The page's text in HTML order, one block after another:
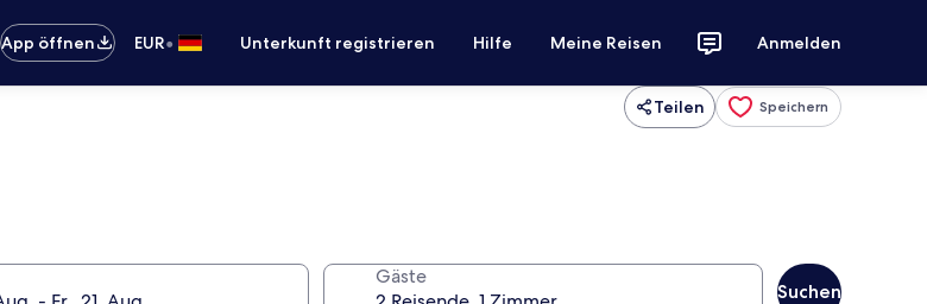
App öffnen EUR• Unterkunft registrieren Hilfe Meine Reisen Anmelden
Teilen Speichern
Gäste
Suchen